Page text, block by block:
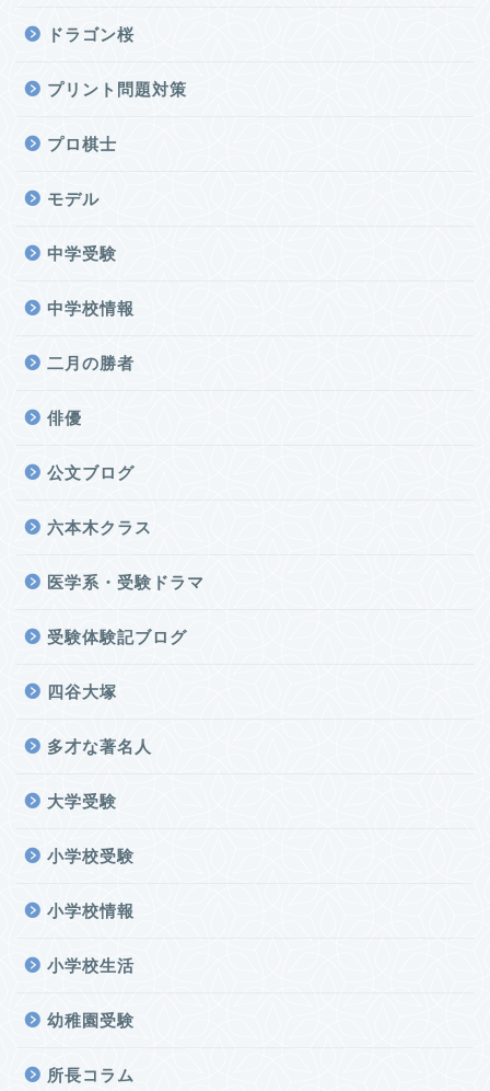
ドラゴン桜
プリント問題対策
プロ棋士
モデル
中学受験
中学校情報
二月の勝者
俳優
公文ブログ
六本木クラス
医学系・受験ドラマ
受験体験記ブログ
四谷大塚
多才な著名人
大学受験
小学校受験
小学校情報
小学校生活
幼稚園受験
所長コラム